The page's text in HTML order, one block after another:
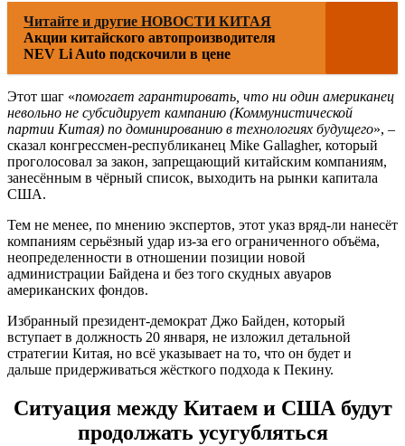
Читайте и другие НОВОСТИ КИТАЯ
Акции китайского автопроизводителя
NEV Li Auto подскочили в цене
Этот шаг «помогает гарантировать, что ни один американец
невольно не субсидирует кампанию (Коммунистической
партии Китая) по доминированию в технологиях будущего», –
сказал конгрессмен-республиканец Mike Gallagher, который
проголосовал за закон, запрещающий китайским компаниям,
занесённым в чёрный список, выходить на рынки капитала
США.
Тем не менее, по мнению экспертов, этот указ вряд-ли нанесёт
компаниям серьёзный удар из-за его ограниченного объёма,
неопределенности в отношении позиции новой
администрации Байдена и без того скудных авуаров
американских фондов.
Избранный президент-демократ Джо Байден, который
вступает в должность 20 января, не изложил детальной
стратегии Китая, но всё указывает на то, что он будет и
дальше придерживаться жёсткого подхода к Пекину.
Ситуация между Китаем и США будут
продолжать усугубляться